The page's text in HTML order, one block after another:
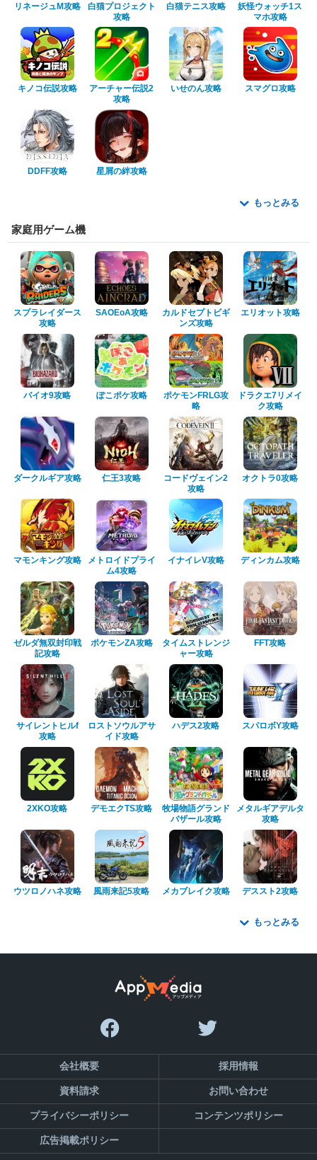
リネージュM攻略
白猫プロジェクト
攻略
白猫テニス攻略
妖怪ウォッチ1ス
マホ攻略
キノコ伝説攻略
アーチャー伝説2
攻略
いせのん攻略 スマグロ攻略
DDFF攻略 星屑の絆攻略
もっとみる
家庭用ゲーム機
スプラレイダース
攻略
SAOEoA攻略
カルドセプトビギ
ンズ攻略
エリオット攻略
バイオ9攻略 ぽこポケ攻略
ポケモンFRLG攻
略
ドラクエ7リメイ
ク攻略
ダークルギア攻略 仁王3攻略
コードヴェイン2
攻略
オクトラ0攻略
マモンキング攻略
メトロイドプライ
ム4攻略
イナイレV攻略 ディンカム攻略
ゼルダ無双封印戦
記攻略
ポケモンZA攻略
タイムストレンジ
ャー攻略
FFT攻略
サイレントヒルf
攻略
ロストソウルアサ
イド攻略
ハデス2攻略 スパロボY攻略
2XKO攻略 デモエクTS攻略
牧場物語グランド
バザール攻略
メタルギアデルタ
攻略
ウツロノハネ攻略 風雨来記5攻略 メカブレイク攻略 デススト2攻略
もっとみる
会社概要 採用情報
資料請求 お問い合わせ
プライバシーポリシー コンテンツポリシー
広告掲載ポリシー